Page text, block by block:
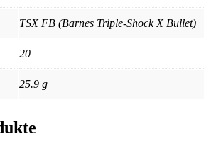
TSX FB (Barnes Triple-Shock X Bullet)
20
25.9 g